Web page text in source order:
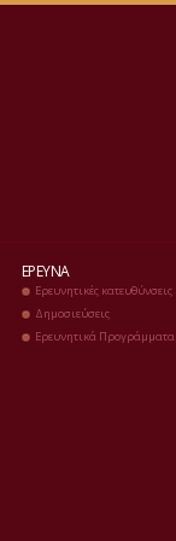
ΈΡΕΥΝΑ
Ερευνητικές κατευθύνσεις
Δημοσιεύσεις
Ερευνητικά Προγράμματα